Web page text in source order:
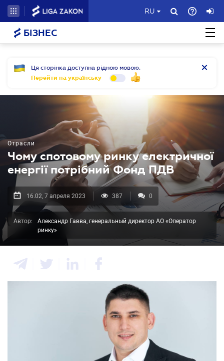
RU
БІЗНЕС
Ця сторінка доступна рідною мовою.
Перейти на українську
Отрасли
Чому спотовому ринку електричної
енергії потрібний Фонд ПДВ
16.02, 7 апреля 2023 387 0
Автор:
Александр Гавва, генеральный директор АО «Оператор
ринку»